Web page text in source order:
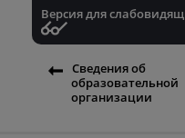
Версия для
Сведения об
образовательной
организации